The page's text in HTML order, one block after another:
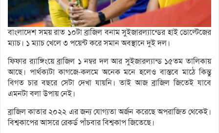
বাংলাদেশ সময় রাত ১০টা ব্রাজিল বনাম সুইজারল্যান্ডের হাই ভোল্টেজের
ম্যাচ। ১ ম্যাচ খেলে ৩ পয়েন্ট করে সমান অবস্থানে দুই দল।
ফিফার র‌্যাঙ্গিংয়ে ব্রাজিল ১ নম্বর দল আর সুইজারল্যান্ড ১৫তম তালিকায়
আছে। পার্থক্যটা কাগজে-কলমে অনেক মনে হলেও বাস্তবে মাঠে কিন্তু
বিগত চার বছরে সেটা দেখা যায়নি। তাই আজ ব্রাজিল জিতেই যাবে
এমনটা বলা উপায় নেই।
ব্রাজিল কাতার ২০২২ এর জন্য যোগ্যতা অর্জন করেছে অপরাজিত থেকেই।
বিশ্বকাপের আসরে রেকর্ড পাঁচবার বিশ্বকাপ জিতেছে।